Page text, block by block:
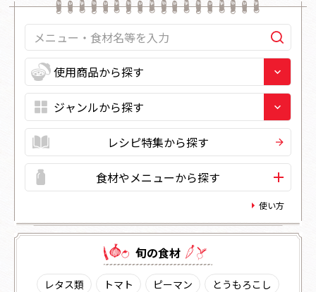
レシピ特集から探す
食材やメニューから探す
使い方
旬の⾷材
レタス類 トマト ピーマン
とうもろこし